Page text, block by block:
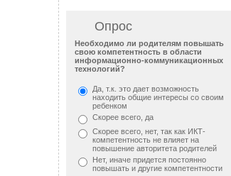
Опрос
Необходимо ли родителям повышать
свою компетентность в области
информационно-коммуникационных
технологий?
Да, т.к. это дает возможность
находить общие интересы со своим
ребенком
Скорее всего, да
Скорее всего, нет, так как ИКТ-
компетентность не влияет на
повышение авторитета родителей
Нет, иначе придется постоянно
повышать и другие компетентности